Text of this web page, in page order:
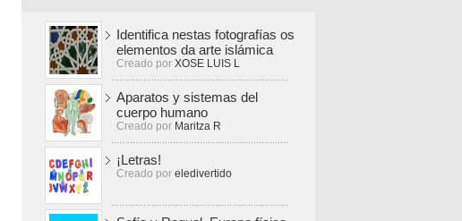
Identifica nestas fotografías os
elementos da arte islámica
Creado por XOSE LUIS L
Aparatos y sistemas del
cuerpo humano
Creado por Maritza R
¡Letras!
Creado por eledivertido